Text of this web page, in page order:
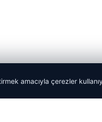
amacıyla çerezler